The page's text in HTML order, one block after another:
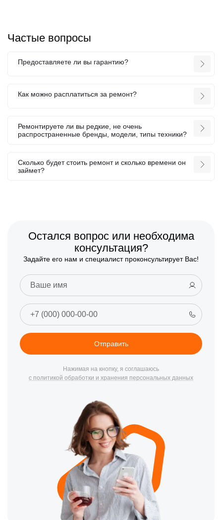
Частые вопросы
Предоставляете ли вы гарантию?
Как можно расплатиться за ремонт?
Ремонтируете ли вы редкие, не очень
распространенные бренды, модели, типы техники?
Сколько будет стоить ремонт и сколько времени он
займет?
Остался вопрос или необходима
консультация?
Задайте его нам и специалист проконсультирует Вас!
Отправить
Нажимая на кнопку, я соглашаюсь
с политикой обработки и хранения персональных данных